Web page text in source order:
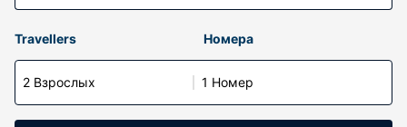
Travellers Номера
2 Взрослых 1 Номер